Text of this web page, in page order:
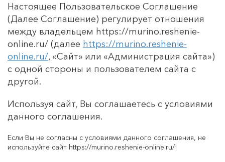
Настоящее Пользовательское Соглашение
(Далее Соглашение) регулирует отношения
между владельцем https://murino.reshenie-
online.ru/ (далее https://murino.reshenie-
online.ru/, «Сайт» или «Администрация сайта»)
с одной стороны и пользователем сайта с
другой.
Используя сайт, Вы соглашаетесь с условиями
данного соглашения.
Если Вы не согласны с условиями данного соглашения, не
используйте сайт https://murino.reshenie-online.ru/!